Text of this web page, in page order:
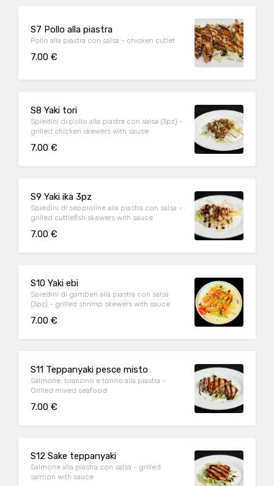
S7 Pollo alla piastra
Pollo alla piastra con salsa - chicken cutlet
7.00 €
S8 Yaki tori
Spiedini di pollo alla piastra con salsa (3pz) -
grilled chicken skewers with sauce
7.00 €
S9 Yaki ika 3pz
Spiedini di seppioline alla piastra con salsa -
grilled cuttlefish skewers with sauce
7.00 €
S10 Yaki ebi
Spiedini di gamberi alla piastra con salsa
(3pz) - grilled shrimp skewers with sauce
7.00 €
S11 Teppanyaki pesce misto
Salmone, branzino e tonno alla piastra -
Grilled mixed seafood
7.00 €
S12 Sake teppanyaki
Salmone alla piastra con salsa - grilled
salmon with sauce